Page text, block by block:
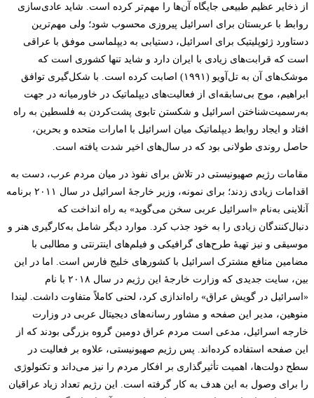
از ذخایر عظیم طبیعی جایگاه آن‌ها را مهم‌تر کرده است. شاید عادی‌سازی
روابط با عربستان برای اسرائیل پیروزی محسوب شود؛ ولی مهم‌ترین
دستاورد ژئوپلیتیک برای اسرائیل، دستیابی به دیپلماسی موفق با عراقی
است که قرابت‌های زیادی با ایران دارد و شاید تنها کشوری است که
موشک‌های آن به تل‌آویو (۱۹۹۱) اصابت کرده است. با شکل‌گیری توافق
ابراهیم، موج بی‌سابقه‌ای از فعالیت‌های دیپلماتیک در خاورمیانه در جهت
به‌رسمیت‌شناختن اسرائیل و شکستن تابوی پشت‌کردن به فلسطین به راه
افتاد و ایجاد روابط دیپلماتیک میان اسرائیل با امارات متحده و بحرین،
حاصل روندی طولانی بود که در سال‌های اخیر شدت یافته است.
مقامات رژیم صهیونیستی در تلاش برای نفوذ در میان مردم عرب، دست به
اقدامات زیادی زدند؛ برای نمونه، وزیر خارجۀ اسرائیل در سال ۲۰۱۱ برنامه
آنلاینی به‌نام «اسرائیل عربی سخن می‌گوید» به راه انداخت که
دنبال‌کنندگان زیادی را به خود جذب کرد. موارد دیگر شامل به‌کارگیری هنر و
موسیقی و نیز تهیۀ طرح‌های گرافیکی و فیلم‌های اینترنتی و مطالبی با
مضامین منافع مشترک اسرائیل با کشورهای خلیج فارس است. اما در این
بین، سایت جدیدی که وزارت خارجۀ این رژیم در سال ۲۰۱۸ با نام
«اسرائیل در گویش عراق» راه‌اندازی کرد، لحنی کاملاً متفاوت داشت. لیندا
منوهین، مدیر این صفحه و مشاور رسانه‌های دیجیتال عربی در وزارت
خارجه اسرائیل، مدعی است مردم عراق دومین گروه بزرگی بودند که از
این صفحه استفاده کرده‌اند. پس رژیم صهیونیستی، علاوه بر فعالیت در
سطح دولت‌ها، اهمیت تأثیرگذاری بر افکار مردم را نیز می‌داند و تکنولوژی
را برای وصول به این هدف به کار گرفته است. این رژیم تعداد زیاد عراقیان